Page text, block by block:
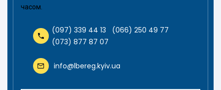
часом.
(097) 339 44 13
(066) 250 49 77
(073) 877 87 07
info@lbereg.kyiv.ua